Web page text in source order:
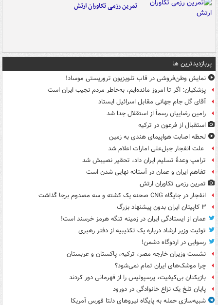
تمرین رزمی تکاوران ارتش
پربازدیدترین ها
نمایش وطن‌فروشی در قاب تلویزیون تروریستی موساد!
پزشکیان: اگر تا امروز مانده‌ایم، به‌خاطر مردم نجیب ایران است
آقای گل جام جهانی مقابل اسرائیل ایستاد
رامین رضاییان رسماً از استقلال جدا شد
استقبال از فرعون در ترکیه
لحظه اصابت هواپیمای هندی به زمین
علت انفجار جبل‌علی امارات اعلام شد
ترامپ وعدۀ تسلیم ایران داد، تحقیر نصیبش شد
تفاهم ایران و عمان در آستانه نهایی شدن است
تمرین رزمی تکاوران ارتش
انفجار در جایگاه CNG صحنه یک کشته و سه مصدوم برجا گذاشت
۳ کاپیتان ایران بدون پیشنهاد بزرگ
عمان از ایستادگی ایران در زمینه تنگه هرمز خرسند است!
توئیت وزیر ارشاد درباره یک تکذیبیه از دفتر رهبری
رسوایی در اردوگاه دشمن!
نشست وزیران خارجه مصر، ترکیه، پاکستان و عربستان
چرا موشک‌های ایران تمام نمی‌شود؟
بازیکنان بی‌کیفیت، پرسپولیس را از قهرمانی دور کردند
پایان تلخ یک نزاع خانوادگی در دورود
شبیه‌سازی حمله به پایگاه نیروهای دلتا فورس آمریکا